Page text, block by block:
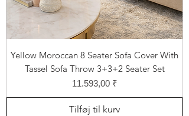
Yellow Moroccan 8 Seater Sofa Cover With
Tassel Sofa Throw 3+3+2 Seater Set
Pris
11.593,00 ₹
Tilføj til kurv